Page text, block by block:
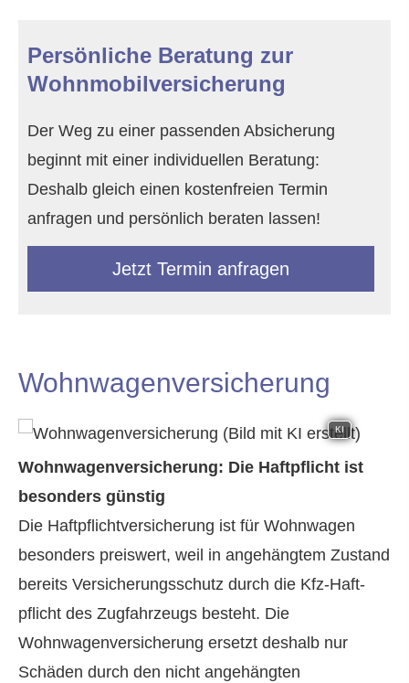
Persönliche Beratung zur
Wohnmobilversicherung
Der Weg zu einer passenden Absicherung
beginnt mit einer individuellen Beratung:
Deshalb gleich einen kostenfreien Termin
anfragen und persönlich beraten lassen!
Jetzt Termin anfragen
Wohnwagenversicherung
KI
Wohnwagenversicherung: Die Haft­pflicht ist
besonders günstig
Die Haft­pflichtversicherung ist für Wohnwagen
besonders preiswert, weil in angehängtem Zustand
bereits Versicherungsschutz durch die Kfz-Haft­
pflicht des Zugfahrzeugs besteht. Die
Wohnwagenversicherung ersetzt deshalb nur
Schäden durch den nicht angehängten